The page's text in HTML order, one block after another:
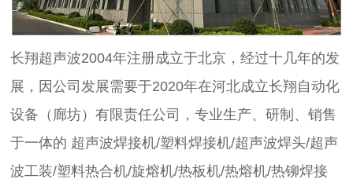
长翔超声波2004年注册成立于北京，经过十几年的发
展，因公司发展需要于2020年在河北成立长翔自动化
设备（廊坊）有限责任公司，专业生产、研制、销售
于一体的 超声波焊接机/塑料焊接机/超声波焊头/超声
波工装/塑料热合机/旋熔机/热板机/热熔机/热铆焊接